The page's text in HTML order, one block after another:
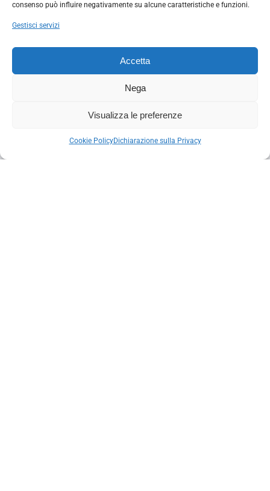
consenso può influire negativamente su alcune caratteristiche e funzioni.
Gestisci servizi
Accetta
Nega
Visualizza le preferenze
Cookie PolicyDichiarazione sulla Privacy